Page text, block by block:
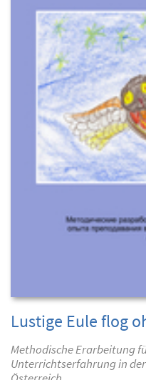
Lustige Eule flog
Methodische Erarbeitung
Unterrichtserfahrung in